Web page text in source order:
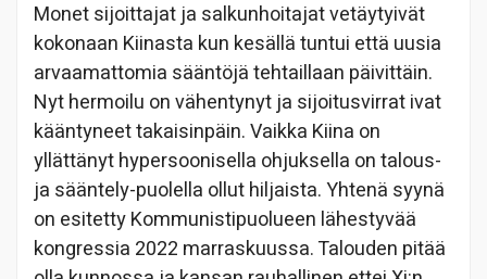
Monet sijoittajat ja salkunhoitajat vetäytyivät
kokonaan Kiinasta kun kesällä tuntui että uusia
arvaamattomia sääntöjä tehtaillaan päivittäin.
Nyt hermoilu on vähentynyt ja sijoitusvirrat ivat
kääntyneet takaisinpäin. Vaikka Kiina on
yllättänyt hypersoonisella ohjuksella on talous-
ja sääntely-puolella ollut hiljaista. Yhtenä syynä
on esitetty Kommunistipuolueen lähestyvää
kongressia 2022 marraskuussa. Talouden pitää